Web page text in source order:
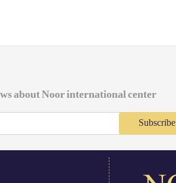
about Noor international center
Subscribe